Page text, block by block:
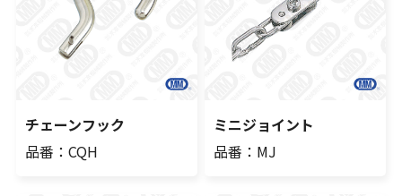
チェーンフック
品番：CQH
ミニジョイント
品番：MJ